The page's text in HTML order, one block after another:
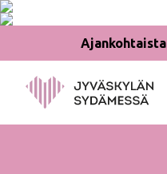
Ajankohtaista
sisältöön